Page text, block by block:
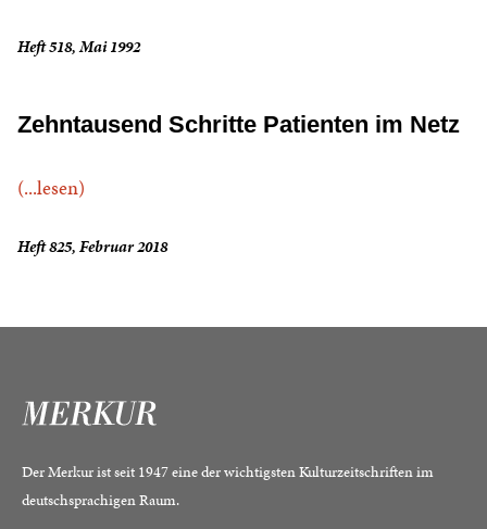
Heft 518, Mai 1992
Zehntausend Schritte Patienten im Netz
(...lesen)
Heft 825, Februar 2018
Der Merkur ist seit 1947 eine der wichtigsten Kulturzeitschriften im
deutschsprachigen Raum.